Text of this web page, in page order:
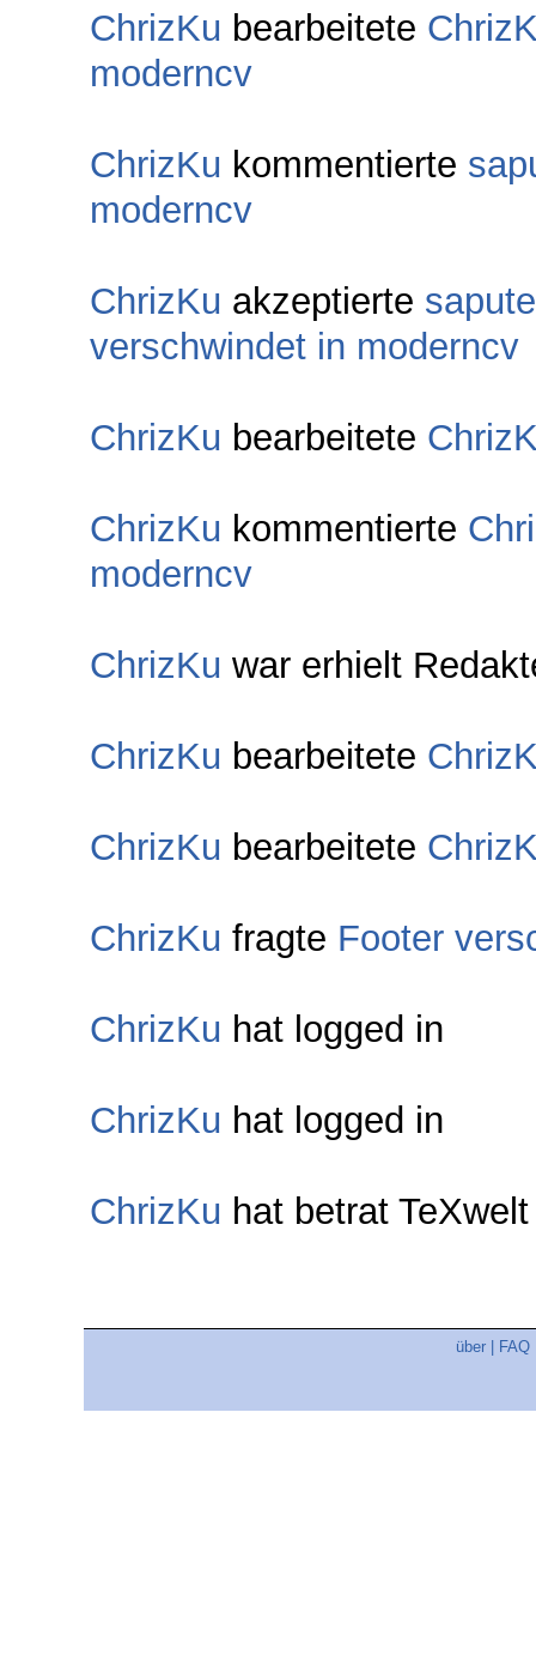
ChrizKu bearbeitete
moderncv
ChrizKu kommentierte
moderncv
ChrizKu akzeptierte
verschwindet in moderncv
ChrizKu bearbeitete
ChrizKu kommentierte
moderncv
ChrizKu war erhielt
ChrizKu bearbeitete
ChrizKu bearbeitete
ChrizKu fragte Footer
ChrizKu hat logged in
ChrizKu hat logged in
ChrizKu hat betrat
über FAQ